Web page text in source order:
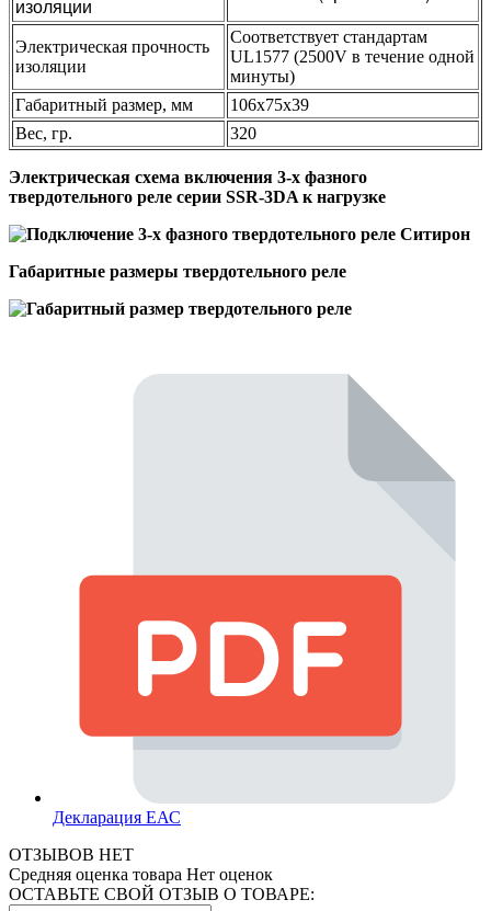
изоляции
Электрическая прочность
изоляции
Соответствует стандартам
UL1577 (2500V в течение одной
минуты)
Габаритный размер, мм
106х75х39
Вес, гр.
320
Электрическая схема включения 3-х фазного
твердотельного реле серии SSR-3DA к нагрузке
Габаритные размеры твердотельного реле
Декларация ЕАС
ОТЗЫВОВ НЕТ
Средняя оценка товара Нет оценок
ОСТАВЬТЕ СВОЙ ОТЗЫВ О ТОВАРЕ: